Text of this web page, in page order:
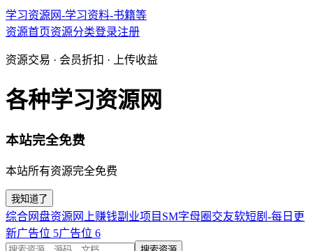
学习资源网-学习资料-书籍等
资源首页资源分类登录注册
资源交易 · 会员折扣 · 上传收益
各种学习资源网
本站完全免费
本站所有资源完全免费
我知道了
综合网盘资源 网上赚钱副业项目 SM字母圈交友软短剧-每日更
新广告位 5广告位 6